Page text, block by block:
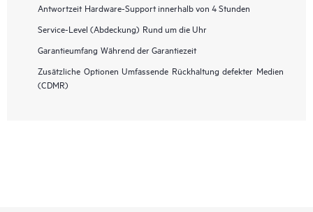
Antwortzeit Hardware-Support innerhalb von 4 Stunden
Service-Level (Abdeckung) Rund um die Uhr
Garantieumfang Während der Garantiezeit
Zusätzliche Optionen Umfassende Rückhaltung defekter Medien
(CDMR)